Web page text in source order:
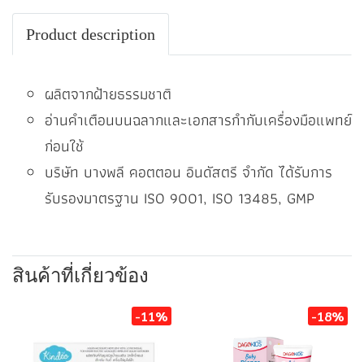
Product description
ผลิตจากฝ้ายธรรมชาติ
อ่านคำเตือนบนฉลากและเอกสารกำกับเครื่องมือแพทย์
ก่อนใช้
บริษัท บางพลี คอตตอน อินดัสตรี จำกัด ได้รับการ
รับรองมาตรฐาน ISO 9001, ISO 13485, GMP
สินค้าที่เกี่ยวข้อง
-11% -18%